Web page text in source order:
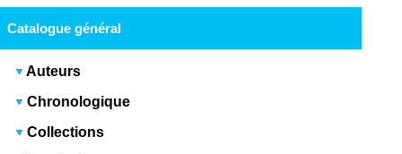
Catalogue général
Auteurs
Chronologique
Collections